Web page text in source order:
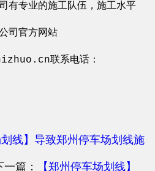
有专业的施工队伍，施工水平
司官方网站
联系电话：
划线】导致郑州停车场划线施
一篇： 【郑州停车场划线】